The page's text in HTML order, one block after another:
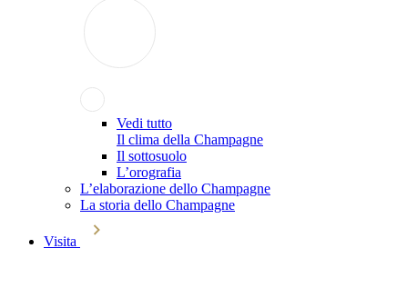
Vedi tutto
Il clima della Champagne
Il sottosuolo
L’orografia
L’elaborazione dello Champagne
La storia dello Champagne
Visita